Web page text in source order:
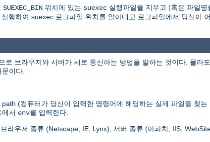
SUEXEC_BIN 위치에 있는 suexec 실행파일을 지우고 (혹은 파일명
실행하여 suexec 로그파일 위치를 알아내고 로그파일에서 당신이
브라우저와 서버가 서로 통신하는 방법을 말하는 것이다. 몰라
이다.
(컴퓨터가 당신이 입력한 명령어에 해당하는 실제 파일을 찾는
서 env를 입력한다.
라우저 종류 (Netscape, IE, Lynx), 서버 종류 (아파치, IIS,